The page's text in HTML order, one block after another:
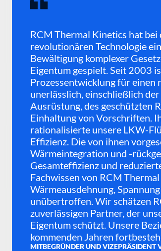
RCM Thermal Kinetics hat
revolutionären Technologie
Bewältigung komplexer
Eigentum gespielt. Seit 2003
Prozessentwicklung für einen
unerlässlich, einschließlich
Ausrüstung, des geschützten
Einhaltung von Vorschriften.
rationalisierte unsere LKW-
Effizienz. Die von ihnen
Wärmeintegration und -
Gesamteffizienz und
Fachwissen von RCM
Wärmeausdehnung,
unübertroffen. Wir schätzen
zuverlässigen Partner, der
Eigentum schützt. Unsere
kommenden Jahren
MITBEGRÜNDER UND VIZEPRÄSIDENT